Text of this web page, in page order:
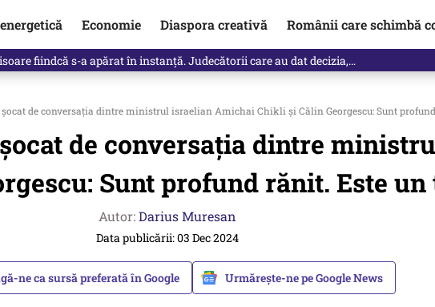
Economie Diaspora creativă Românii care schimbă
pe Ilie Bolojan de la Palatul Victoria. Verdictul lui Bogdan Chirieac
de conversația dintre ministrul israelian Amichai Chikli și Călin Georgescu: Sunt
de conversația dintre
Sunt profund rănit. Este
Autor:Darius Muresan
Data publicării: 03 Dec 2024
ne ca sursă preferată în Google Urmărește-ne pe Google News